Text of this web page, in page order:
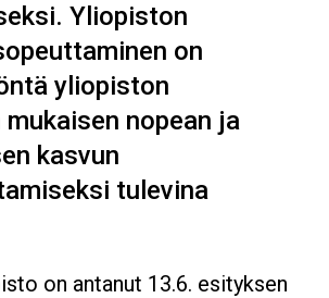
Yliopiston
on
yliopiston
nopean ja
kasvun
tulevina
on antanut 13.6. esityksen